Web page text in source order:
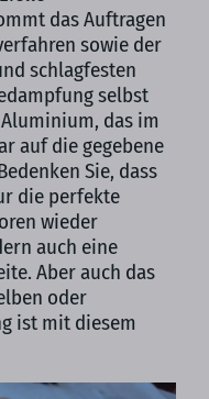
das Auftragen
sowie der
schlagfesten
selbst
das im
auf die gegebene
Sie, dass
die perfekte
wieder
auch eine
Aber auch das
oder
ist mit diesem